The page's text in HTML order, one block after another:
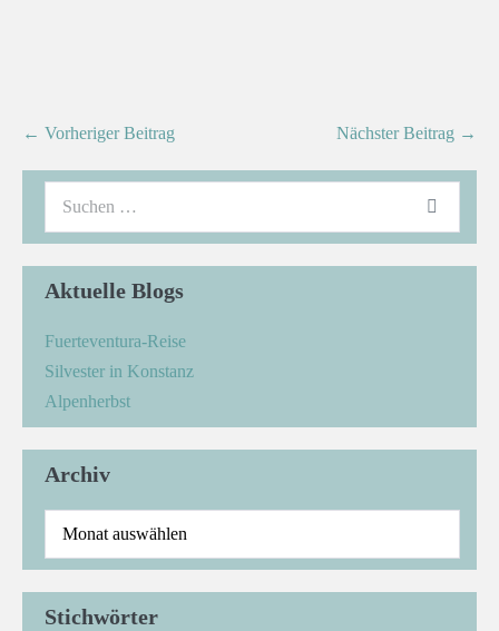
← Vorheriger Beitrag Nächster Beitrag →
Aktuelle Blogs
Fuerteventura-Reise
Silvester in Konstanz
Alpenherbst
Archiv
Stichwörter